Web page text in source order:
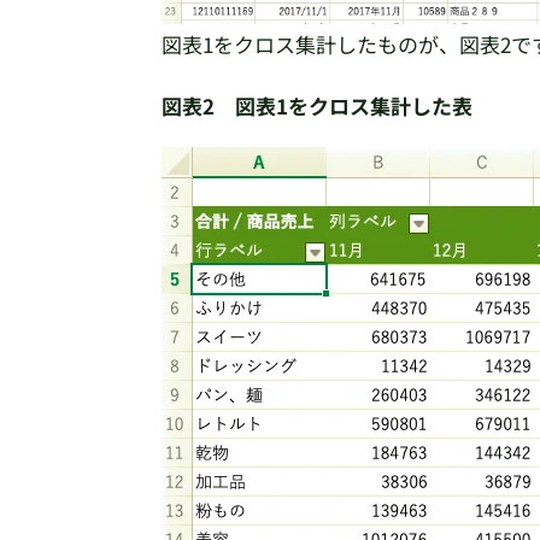
図表1をクロス集計したものが、図表2で
図表2 図表1をクロス集計した表